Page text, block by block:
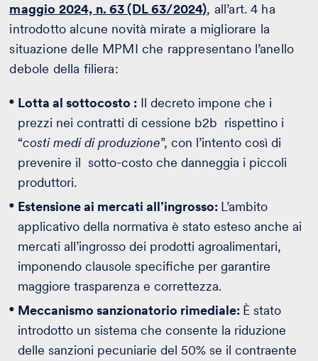
maggio 2024, n. 63 (DL 63/2024), all’art. 4 ha
introdotto alcune novità mirate a migliorare la
situazione delle MPMI che rappresentano l’anello
debole della filiera:
Lotta al sottocosto : Il decreto impone che i
prezzi nei contratti di cessione b2b rispettino i
“costi medi di produzione”, con l’intento così di
prevenire il sotto-costo che danneggia i piccoli
produttori.
Estensione ai mercati all’ingrosso: L’ambito
applicativo della normativa è stato esteso anche ai
mercati all’ingrosso dei prodotti agroalimentari,
imponendo clausole specifiche per garantire
maggiore trasparenza e correttezza.
Meccanismo sanzionatorio rimediale: È stato
introdotto un sistema che consente la riduzione
delle sanzioni pecuniarie del 50% se il contraente